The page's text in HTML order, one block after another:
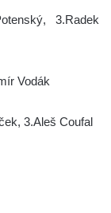
3.Radek
Vodák
3.Aleš Coufal